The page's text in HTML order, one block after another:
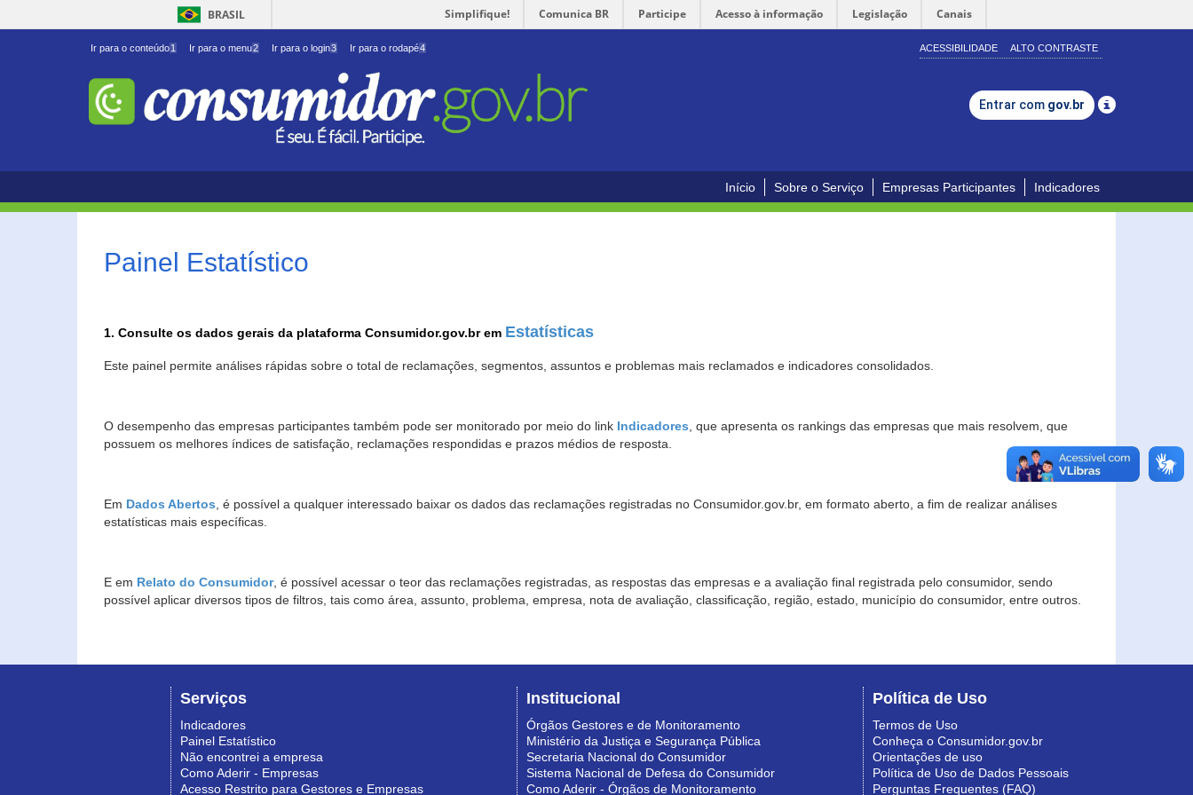
BRASIL Simplifique! Comunica BR Participe Acesso à informação Legislação Canais
Ir para o conteúdo1 Ir para o menu2 Ir para o login3 Ir para o rodapé4 ACESSIBILIDADE ALTO CONTRASTE
Entrar com gov.br
Início Sobre o Serviço Empresas Participantes Indicadores
Painel Estatístico
1. Consulte os dados gerais da plataforma Consumidor.gov.br em Estatísticas
Este painel permite análises rápidas sobre o total de reclamações, segmentos, assuntos e problemas mais reclamados e indicadores consolidados.
O desempenho das empresas participantes também pode ser monitorado por meio do link Indicadores, que apresenta os rankings das empresas que mais resolvem, que
possuem os melhores índices de satisfação, reclamações respondidas e prazos médios de resposta.
Em Dados Abertos, é possível a qualquer interessado baixar os dados das reclamações registradas no Consumidor.gov.br, em formato aberto, a fim de realizar análises
estatísticas mais específicas.
E em Relato do Consumidor, é possível acessar o teor das reclamações registradas, as respostas das empresas e a avaliação final registrada pelo consumidor, sendo
possível aplicar diversos tipos de filtros, tais como área, assunto, problema, empresa, nota de avaliação, classificação, região, estado, município do consumidor, entre outros.
Serviços
Indicadores
Painel Estatístico
Não encontrei a empresa
Como Aderir - Empresas
Acesso Restrito para Gestores e Empresas
Institucional
Órgãos Gestores e de Monitoramento
Ministério da Justiça e Segurança Pública
Secretaria Nacional do Consumidor
Sistema Nacional de Defesa do Consumidor
Como Aderir - Órgãos de Monitoramento
Política de Uso
Termos de Uso
Conheça o Consumidor.gov.br
Orientações de uso
Política de Uso de Dados Pessoais
Perguntas Frequentes (FAQ)